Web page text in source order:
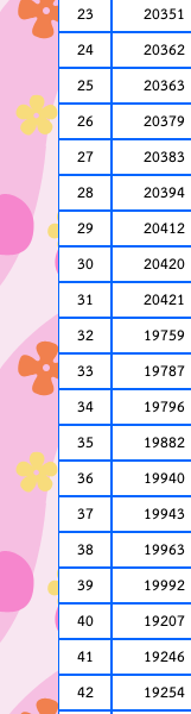
23 20351
24 20362
25 20363
26 20379
27 20383
28 20394
29 20412
30 20420
31 20421
32 19759
33 19787
34 19796
35 19882
36 19940
37 19943
38 19963
39 19992
40 19207
41 19246
42 19254